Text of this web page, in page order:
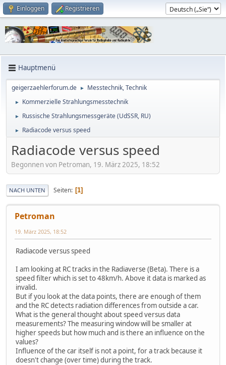
Einloggen Registrieren
Hauptmenü
geigerzaehlerforum.de ► Messtechnik, Technik
► Kommerzielle Strahlungsmesstechnik
► Russische Strahlungsmessgeräte (UdSSR, RU)
► Radiacode versus speed
Radiacode versus speed
Begonnen von Petroman, 19. März 2025, 18:52
NACH UNTEN Seiten 1
Petroman
19. März 2025, 18:52
Radiacode versus speed
I am looking at RC tracks in the Radiaverse (Beta). There is a
speed filter which is set to 48km/h. Above it data is marked as
invalid.
But if you look at the data points, there are enough of them
and the RC detects radiation differences from outside a car.
What is the general thought about speed versus data
measurements? The measuring window will be smaller at
higher speeds but how much and is there an influence on the
values?
Influence of the car itself is not a point, for a track because it
doesn't change (over time) during the track.